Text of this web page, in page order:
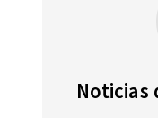
Noticias